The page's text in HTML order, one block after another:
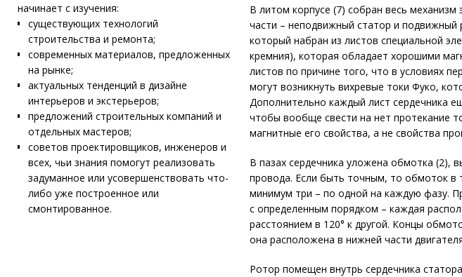
В литом корпусе (7) собран весь
части – неподвижный статор и подвижный
который набран из листов специальной
кремния), которая обладает хорошими
листов по причине того, что в условиях
могут возникнуть вихревые токи Фуко,
Дополнительно каждый лист сердечника
чтобы вообще свести на нет протекание
магнитные его свойства, а не свойства
В пазах сердечника уложена обмотка (2),
провода. Если быть точным, то обмоток в
минимум три – по одной на каждую фазу.
с определенным порядком – каждая
расстоянием в 120° к другой. Концы
она расположена в нижней части
Ротор помещен внутрь сердечника
начинает с изучения:
существующих технологий
строительства и ремонта;
современных материалов, предложенных
на рынке;
актуальных тенденций в дизайне
интерьеров и экстерьеров;
предложений строительных компаний и
отдельных мастеров;
советов проектировщиков, инженеров и
всех, чьи знания помогут реализовать
задуманное или усовершенствовать что-
либо уже построенное или
смонтированное.